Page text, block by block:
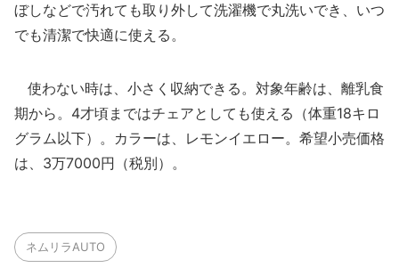
ぼしなどで汚れても取り外して洗濯機で丸洗いでき、いつ
でも清潔で快適に使える。
使わない時は、小さく収納できる。対象年齢は、離乳食
期から。4才頃まではチェアとしても使える（体重18キロ
グラム以下）。カラーは、レモンイエロー。希望小売価格
は、3万7000円（税別）。
ネムリラAUTO